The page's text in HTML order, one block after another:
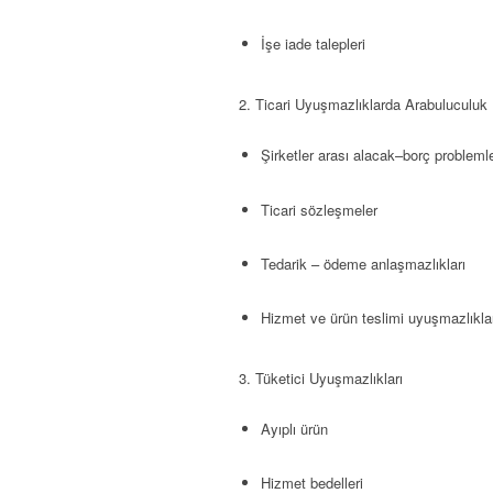
İşe iade talepleri
2. Ticari Uyuşmazlıklarda Arabuluculuk
Şirketler arası alacak–borç
Ticari sözleşmeler
Tedarik – ödeme anlaşmazlıkları
Hizmet ve ürün teslimi
3. Tüketici Uyuşmazlıkları
Ayıplı ürün
Hizmet bedelleri